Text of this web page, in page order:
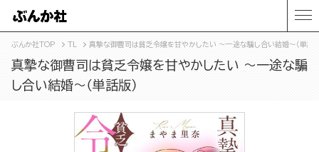
ぶんか社TOP TL 真摯な御曹司は貧乏令嬢を甘やかしたい ～一途な騙し合い結婚～（単話版
真摯な御曹司は貧乏令嬢を甘やかしたい ～一途な騙
し合い結婚～（単話版）